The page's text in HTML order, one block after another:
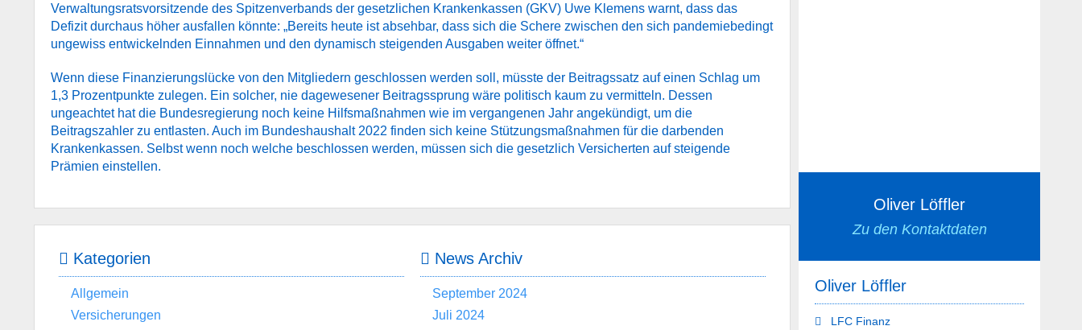
Oliver Löffler
Zu den Kontaktdaten
Oliver Löffler
LFC Finanz
Verwaltungsratsvorsitzende des Spitzenverbands der gesetzlichen Krankenkassen (GKV) Uwe Klemens warnt, dass das
Defizit durchaus höher ausfallen könnte: „Bereits heute ist absehbar, dass sich die Schere zwischen den sich pandemiebedingt
ungewiss entwickelnden Einnahmen und den dynamisch steigenden Ausgaben weiter öffnet.“
Wenn diese Finanzierungslücke von den Mitgliedern geschlossen werden soll, müsste der Beitragssatz auf einen Schlag um
1,3 Prozentpunkte zulegen. Ein solcher, nie dagewesener Beitragssprung wäre politisch kaum zu vermitteln. Dessen
ungeachtet hat die Bundesregierung noch keine Hilfsmaßnahmen wie im vergangenen Jahr angekündigt, um die
Beitragszahler zu entlasten. Auch im Bundeshaushalt 2022 finden sich keine Stützungsmaßnahmen für die darbenden
Krankenkassen. Selbst wenn noch welche beschlossen werden, müssen sich die gesetzlich Versicherten auf steigende
Prämien einstellen.
Kategorien
Allgemein
Versicherungen
News Archiv
September 2024
Juli 2024